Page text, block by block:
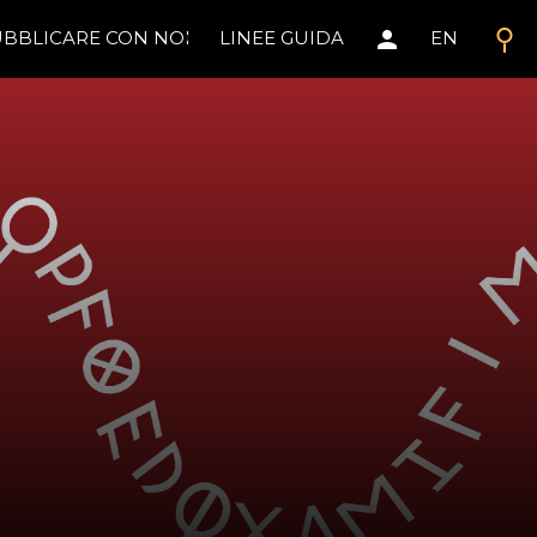
search
CON NOI LINEE GUIDA person EN